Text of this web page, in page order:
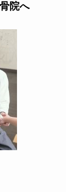
院へ